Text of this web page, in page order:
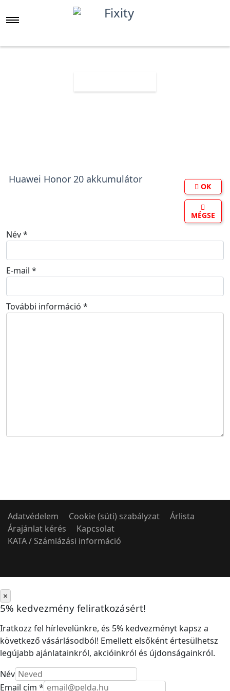
Huawei Honor 20 akkumulátor
OK
MÉGSE
Név*
E-mail *
További információ *
Adatvédelem Cookie (süti) szabályzat
Árlista
Árajánlat kérés
Kapcsolat
KATA / Számlázási információ
×
5% kedvezmény feliratkozásért!
Iratkozz fel hírlevelünkre, és 5% kedvezményt kapsz a
következő vásárlásodból! Emellett elsőként értesülhetsz
legújabb ajánlatainkról, akcióinkról és újdonságainkról.
Név
Email cím *